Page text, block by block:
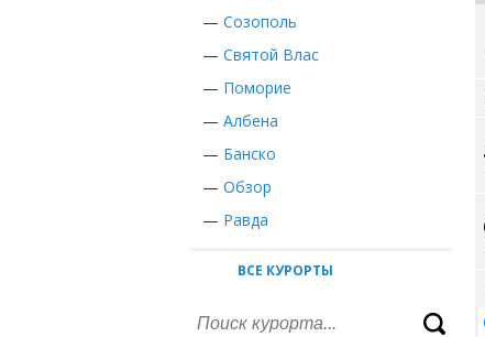
— Созополь
— Святой Влас
— Поморие
— Албена
— Банско
— Обзор
— Равда
ВСЕ КУРОРТЫ